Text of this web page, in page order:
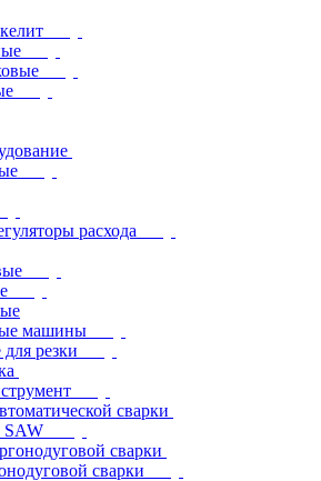
расхода
машины
резки
сварки
SAW
сварки
сварки